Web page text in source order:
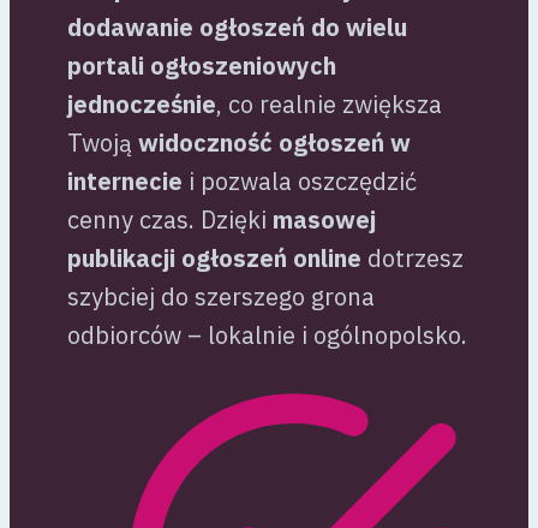
dodawanie ogłoszeń do wielu
portali ogłoszeniowych
jednocześnie, co realnie zwiększa
Twoją widoczność ogłoszeń w
internecie i pozwala oszczędzić
cenny czas. Dzięki masowej
publikacji ogłoszeń online dotrzesz
szybciej do szerszego grona
odbiorców – lokalnie i ogólnopolsko.